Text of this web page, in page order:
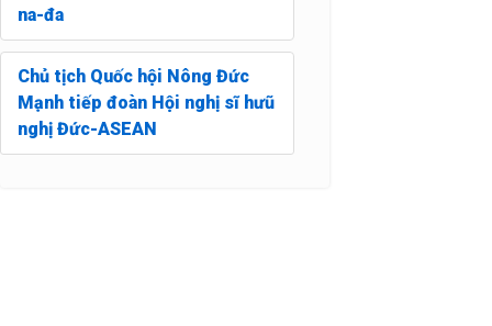
na-đa
Chủ tịch Quốc hội Nông Đức
Mạnh tiếp đoàn Hội nghị sĩ hưũ
nghị Đức-ASEAN